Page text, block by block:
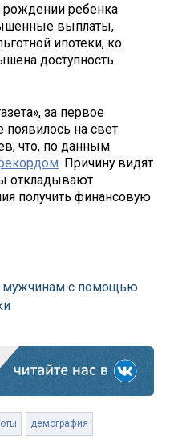
рождении ребенка
выплаты,
ипотеки, ко
доступность
за первое
появилось на свет
что, по данным
. Причину видят
откладывают
получить финансовую
мужчинам с помощью
демография